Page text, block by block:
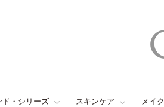
ド・シリーズ スキンケア メイク